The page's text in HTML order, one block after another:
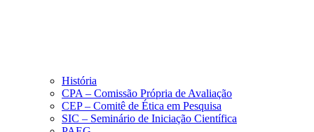
História
CPA – Comissão Própria de Avaliação
CEP – Comitê de Ética em Pesquisa
SIC – Seminário de Iniciação Científica